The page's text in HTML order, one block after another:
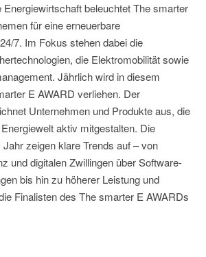
Energiewirtschaft beleuchtet The smarter
für eine erneuerbare
7. Im Fokus stehen dabei die
die Elektromobilität sowie
Jährlich wird in diesem
E AWARD verliehen. Der
Unternehmen und Produkte aus, die
aktiv mitgestalten. Die
zeigen klare Trends auf – von
und digitalen Zwillingen über Software-
bis hin zu höherer Leistung und
Finalisten des The smarter E AWARDs